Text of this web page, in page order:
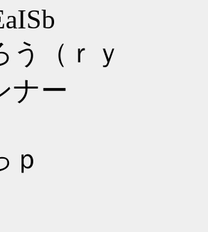
う（ｒｙ
ナー
ｐ